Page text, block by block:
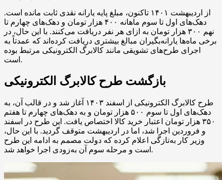
از اردیبهشت ۱۴۰۱ تاکنون، مبلغ پایه یارانه نقدی ثابت مانده است.
دهک‌های اول تا سوم ماهانه ۴۰۰ هزار تومان و دهک‌های چهارم تا
نهم ۳۰۰ هزار تومان به ازای هر نفر دریافت می‌کنند. با این حال، در
برخی ماه‌ها یارانه‌بگیران مبالغ بیشتری دریافت کرده‌اند که عمدتاً به
اجرای طرح‌های تشویقی مانند کالابرگ الکترونیکی مرتبط بوده
است.
بازگشت طرح کالابرگ الکترونیکی
طرح کالابرگ الکترونیکی از اسفند ۱۴۰۳ آغاز شد و در قالب آن، به
دهک‌های اول تا سوم ۵۰۰ هزار تومان و به دهک‌های چهارم تا هفتم
۳۵۰ هزار تومان اعتبار خرید کالا اختصاص یافت. این طرح در اسفند
و فروردین اجرا شد، اما در اردیبهشت متوقف گردید. با این حال،
وزیر کار به‌تازگی اعلام کرده که دولت مصمم به ادامه این طرح
است و مرحله سوم آن به‌زودی اجرا خواهد شد.